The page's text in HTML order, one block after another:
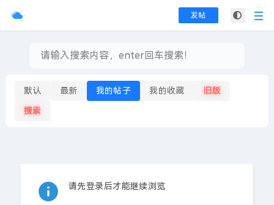
发帖
默认 最新 我的帖子 我的收藏 旧版
搜索
请先登录后才能继续浏览